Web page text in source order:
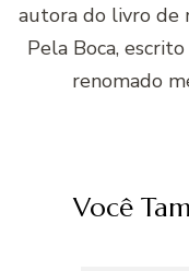
autora do livro de
Pela Boca,
renomado
Você